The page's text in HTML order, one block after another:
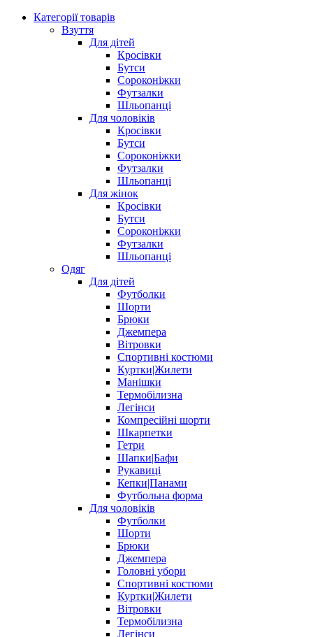
Категорії товарів
Взуття
Для дітей
Кросівки
Бутси
Сороконіжки
Футзалки
Шльопанці
Для чоловіків
Кросівки
Бутси
Сороконіжки
Футзалки
Шльопанці
Для жінок
Кросівки
Бутси
Сороконіжки
Футзалки
Шльопанці
Одяг
Для дітей
Футболки
Шорти
Брюки
Джемпера
Вітровки
Спортивні костюми
Куртки|Жилети
Манішки
Термобілизна
Легінси
Компресійні шорти
Шкарпетки
Гетри
Шапки|Бафи
Рукавиці
Кепки|Панами
Футбольна форма
Для чоловіків
Футболки
Шорти
Брюки
Джемпера
Головні убори
Спортивні костюми
Куртки|Жилети
Вітровки
Термобілизна
Легінси